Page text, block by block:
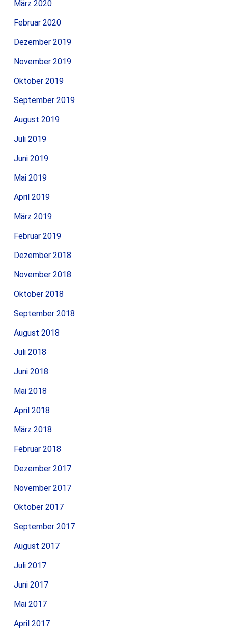
März 2020
Februar 2020
Dezember 2019
November 2019
Oktober 2019
September 2019
August 2019
Juli 2019
Juni 2019
Mai 2019
April 2019
März 2019
Februar 2019
Dezember 2018
November 2018
Oktober 2018
September 2018
August 2018
Juli 2018
Juni 2018
Mai 2018
April 2018
März 2018
Februar 2018
Dezember 2017
November 2017
Oktober 2017
September 2017
August 2017
Juli 2017
Juni 2017
Mai 2017
April 2017